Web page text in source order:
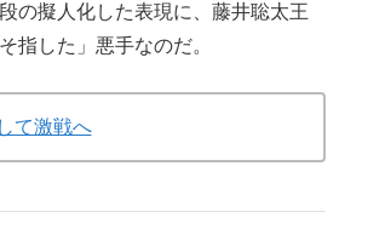
の擬人化した表現に、藤井聡太王
指した」悪手なのだ。
て激戦へ